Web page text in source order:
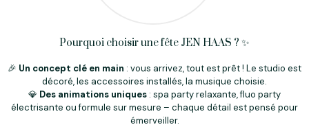
Pourquoi choisir une fête JEN HAAS ? ✨
🎉 Un concept clé en main : vous arrivez, tout est prêt ! Le studio est
décoré, les accessoires installés, la musique choisie.
💎 Des animations uniques : spa party relaxante, fluo party
électrisante ou formule sur mesure – chaque détail est pensé pour
émerveiller.